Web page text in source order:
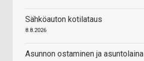
Sähköauton kotilataus
8.8.2026
Asunnon ostaminen ja asuntolaina